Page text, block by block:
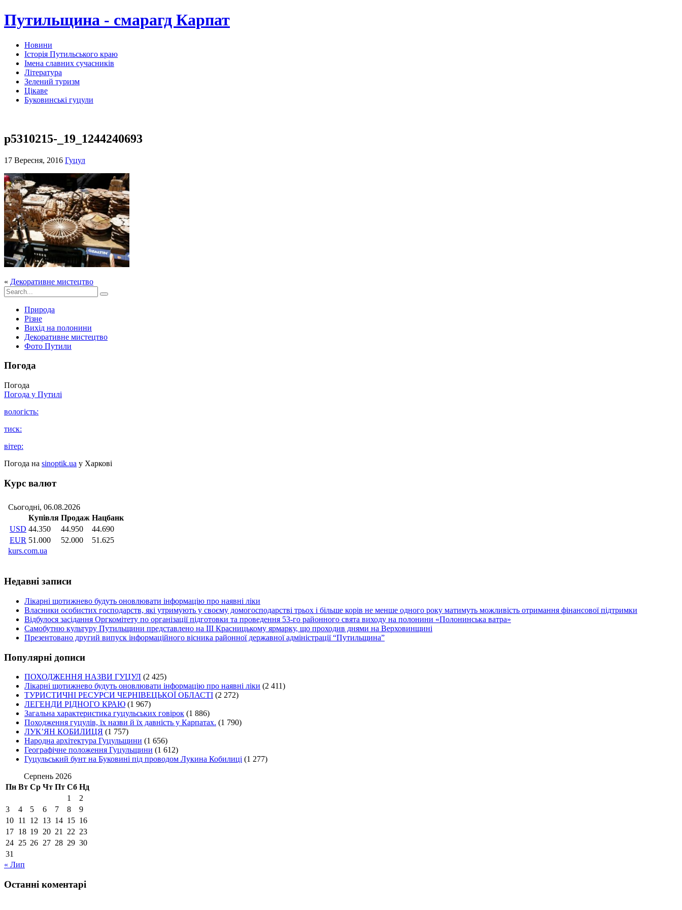
Путильщина - смарагд Карпат
Новини
Історія Путильського краю
Імена славних сучасників
Література
Зелений туризм
Цікаве
Буковинські гуцули
p5310215-_19_1244240693
17 Вересня, 2016 Гуцул
« Декоративне мистецтво
Природа
Різне
Вихід на полонини
Декоративне мистецтво
Фото Путили
Погода
Погода
Погода у Путилі
вологість:
тиск:
вітер:
Погода на sinoptik.ua у Харкові
Курс валют
Недавні записи
Лікарні щотижнево будуть оновлювати інформацію про наявні ліки
Власники особистих господарств, які утримують у своєму домогосподарстві трьох і більше корів не менше одного року матимуть можливість отримання фінансової підтримки
Відбулося засідання Оргкомітету по організації підготовки та проведення 53-го районного свята виходу на полонини «Полонинська ватра»
Самобутню культуру Путильщини представлено на ІІІ Красницькому ярмарку, що проходив днями на Верховинщині
Презентовано другий випуск інформаційного вісника районної державної адміністрації “Путильщина”
Популярні дописи
ПОХОДЖЕННЯ НАЗВИ ГУЦУЛ (2 425)
Лікарні щотижнево будуть оновлювати інформацію про наявні ліки (2 411)
ТУРИСТИЧНІ РЕСУРСИ ЧЕРНІВЕЦЬКОЇ ОБЛАСТІ (2 272)
ЛЕГЕНДИ РІДНОГО КРАЮ (1 967)
Загальна характеристика гуцульських говірок (1 886)
Походження гуцулів, їх назви й їх давність у Карпатах. (1 790)
ЛУК’ЯН КОБИЛИЦЯ (1 757)
Народна архітектура Гуцульщини (1 656)
Географічне положення Гуцульщини (1 612)
Гуцульський бунт на Буковині під проводом Лукина Кобилиці (1 277)
Серпень 2026
Пн Вт Ср Чт Пт Сб Нд
1
2
3
4 5 6 7 8
9
10 11 12 13 14 15 16
17 18 19 20 21 22 23
24 25 26 27 28 29 30
31
« Лип
Останні коментарі